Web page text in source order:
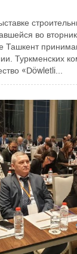
во
Ташкент
Туркменских
«Döwletli...